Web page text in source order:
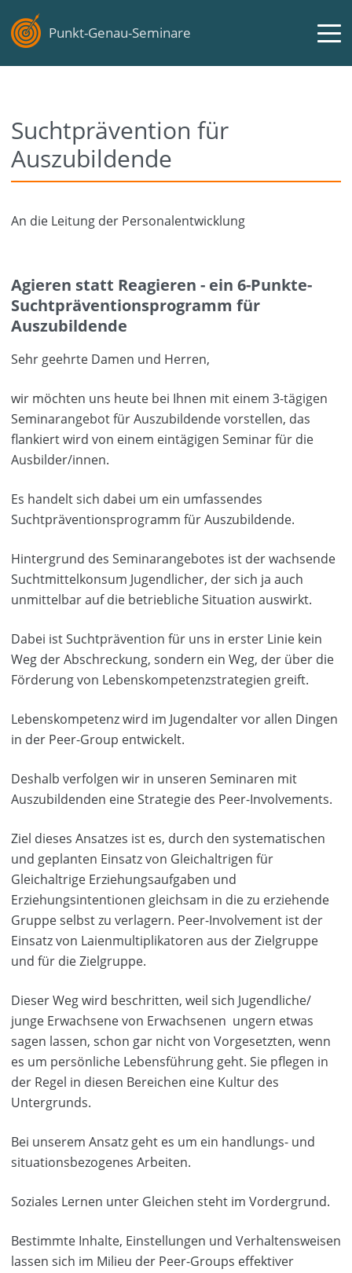
Punkt-Genau-Seminare
Suchtprävention für
Auszubildende
An die Leitung der Personalentwicklung
Agieren statt Reagieren - ein 6-Punkte-
Suchtpräventionsprogramm für
Auszubildende
Sehr geehrte Damen und Herren,
wir möchten uns heute bei Ihnen mit einem 3-tägigen
Seminarangebot für Auszubildende vorstellen, das
flankiert wird von einem eintägigen Seminar für die
Ausbilder/innen.
Es handelt sich dabei um ein umfassendes
Suchtpräventionsprogramm für Auszubildende.
Hintergrund des Seminarangebotes ist der wachsende
Suchtmittelkonsum Jugendlicher, der sich ja auch
unmittelbar auf die betriebliche Situation auswirkt.
Dabei ist Suchtprävention für uns in erster Linie kein
Weg der Abschreckung, sondern ein Weg, der über die
Förderung von Lebenskompetenzstrategien greift.
Lebenskompetenz wird im Jugendalter vor allen Dingen
in der Peer-Group entwickelt.
Deshalb verfolgen wir in unseren Seminaren mit
Auszubildenden eine Strategie des Peer-Involvements.
Ziel dieses Ansatzes ist es, durch den systematischen
und geplanten Einsatz von Gleichaltrigen für
Gleichaltrige Erziehungsaufgaben und
Erziehungsintentionen gleichsam in die zu erziehende
Gruppe selbst zu verlagern. Peer-Involvement ist der
Einsatz von Laienmultiplikatoren aus der Zielgruppe
und für die Zielgruppe.
Dieser Weg wird beschritten, weil sich Jugendliche/
junge Erwachsene von Erwachsenen ungern etwas
sagen lassen, schon gar nicht von Vorgesetzten, wenn
es um persönliche Lebensführung geht. Sie pflegen in
der Regel in diesen Bereichen eine Kultur des
Untergrunds.
Bei unserem Ansatz geht es um ein handlungs- und
situationsbezogenes Arbeiten.
Soziales Lernen unter Gleichen steht im Vordergrund.
Bestimmte Inhalte, Einstellungen und Verhaltensweisen
lassen sich im Milieu der Peer-Groups effektiver